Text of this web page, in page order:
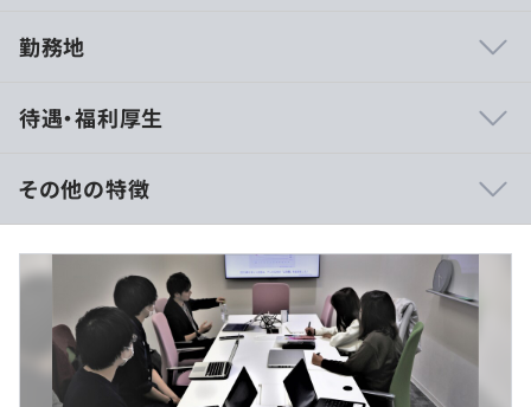
れ、粛々と進めることが多いと思います。ミーティングは
に組みます。
◇ 外部研修制度
◇ スキルチェックツールの導入
勤務地
待遇・福利厚生
■賃金形態：月給制
■賃金の決定方法：当社規定により決定いたします
■月給：約25万円
・基本給：約18万円
・固定残業代：45時間分、約7万円（超過分は別途支
給）
その他の特徴